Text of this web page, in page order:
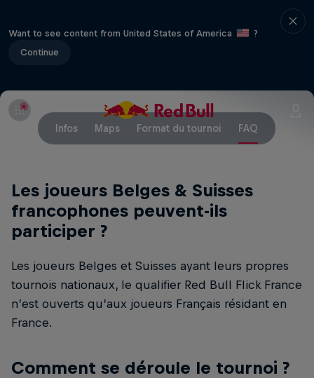
Want to see content from United States of America
?
Continue
Infos Maps Format du tournoi FAQ
Les joueurs Belges & Suisses
francophones peuvent-ils
participer ?
Les joueurs Belges et Suisses ayant leurs propres
tournois nationaux, le qualifier Red Bull Flick France
n’est ouverts qu’aux joueurs Français résidant en
France.
Comment se déroule le tournoi ?